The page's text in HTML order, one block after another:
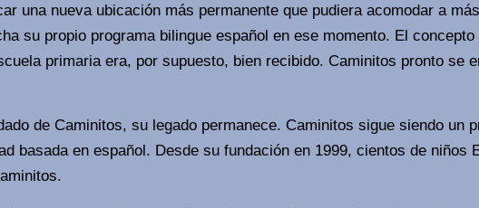
una nueva ubicación más permanente que pudiera acomodar a
su propio programa bilingue español en ese momento. El
primaria era, por supuesto, bien recibido. Caminitos pronto se
de Caminitos, su legado permanece. Caminitos sigue siendo un
basada en español. Desde su fundación en 1999, cientos de niños